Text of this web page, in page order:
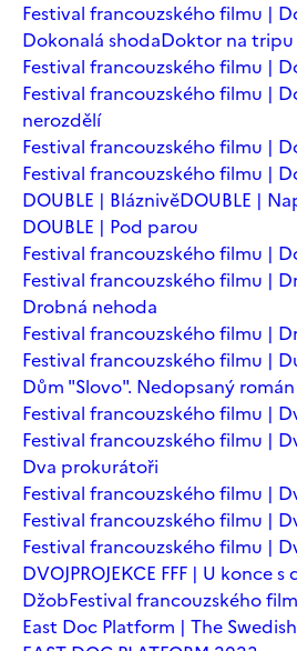
Festival francouzského filmu |
Dokonalá shodaDoktor na tripu
Festival francouzského filmu |
Festival francouzského filmu |
nerozdělí
Festival francouzského filmu |
Festival francouzského filmu |
DOUBLE | BláznivěDOUBLE |
DOUBLE | Pod parou
Festival francouzského filmu |
Festival francouzského filmu |
Drobná nehoda
Festival francouzského filmu |
Festival francouzského filmu |
Dům "Slovo". Nedopsaný román
Festival francouzského filmu |
Festival francouzského filmu |
Dva prokurátoři
Festival francouzského filmu |
Festival francouzského filmu |
Festival francouzského filmu |
DVOJPROJEKCE FFF | U konce
DžobFestival francouzského
East Doc Platform | The